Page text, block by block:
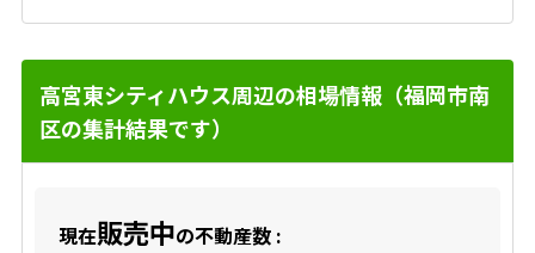
高宮東シティハウス周辺の相場情報（福岡市南
区の集計結果です）
現在販売中の不動産数 :